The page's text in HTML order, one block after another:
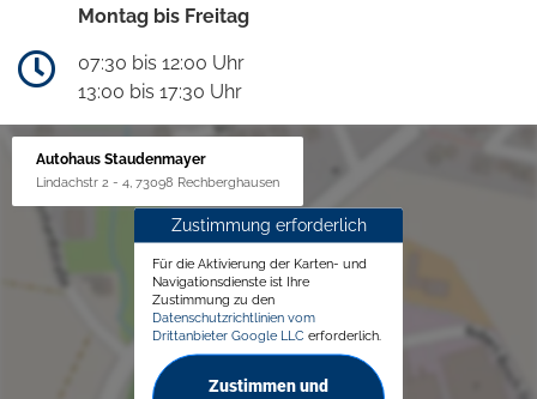
Montag bis Freitag
07:30 bis 12:00 Uhr
13:00 bis 17:30 Uhr
Autohaus Staudenmayer
Lindachstr 2 - 4, 73098 Rechberghausen
Zustimmung erforderlich
Für die Aktivierung der Karten- und
Navigationsdienste ist Ihre
Zustimmung zu den
Datenschutzrichtlinien vom
Drittanbieter Google LLC erforderlich.
Zustimmen und